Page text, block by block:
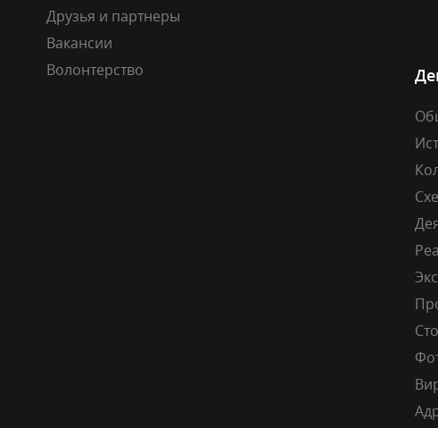
Друзья и партнеры
Вакансии
Волонтерство